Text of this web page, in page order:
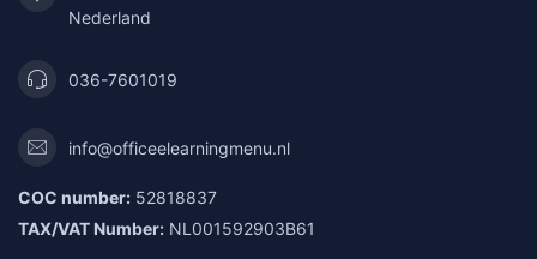
Nederland
036-7601019
info@officeelearningmenu.nl
COC number: 52818837
TAX/VAT Number: NL001592903B61